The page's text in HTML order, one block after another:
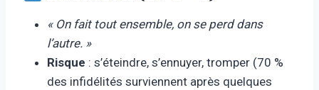
« On fait tout ensemble, on se perd dans
l’autre. »
Risque : s’éteindre, s’ennuyer, tromper (70 %
des infidélités surviennent après quelques